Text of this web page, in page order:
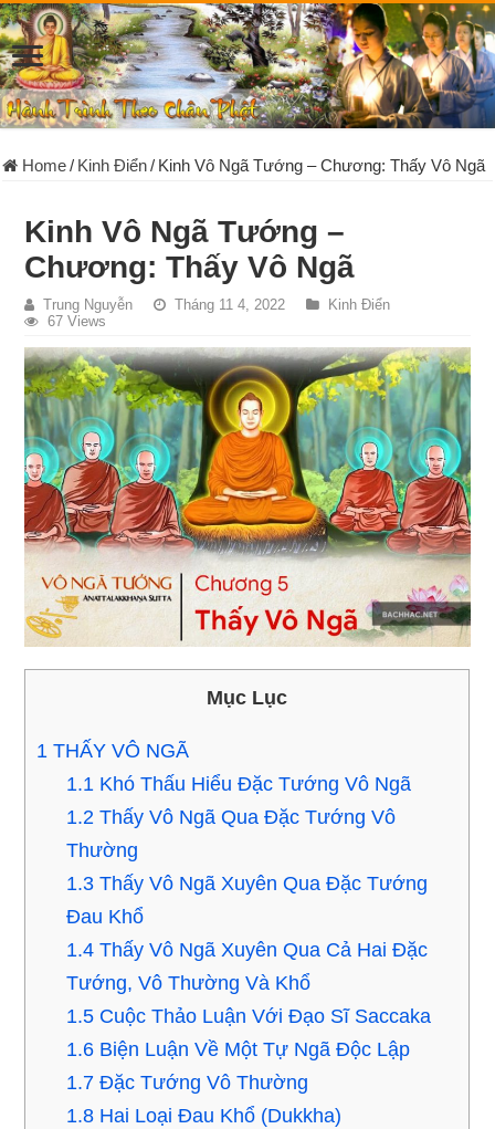
Home/ Kinh Điển/ Kinh Vô Ngã Tướng – Chương: Thấy Vô Ngã
Kinh Vô Ngã Tướng –
Chương: Thấy Vô Ngã
Trung Nguyễn Tháng 11 4, 2022
Kinh Điển
67 Views
Mục Lục
1 THẤY VÔ NGÃ
1.1 Khó Thấu Hiểu Ðặc Tướng Vô Ngã
1.2 Thấy Vô Ngã Qua Ðặc Tướng Vô
Thường
1.3 Thấy Vô Ngã Xuyên Qua Ðặc Tướng
Ðau Khổ
1.4 Thấy Vô Ngã Xuyên Qua Cả Hai Ðặc
Tướng, Vô Thường Và Khổ
1.5 Cuộc Thảo Luận Với Ðạo Sĩ Saccaka
1.6 Biện Luận Về Một Tự Ngã Ðộc Lập
1.7 Ðặc Tướng Vô Thường
1.8 Hai Loại Ðau Khổ (Dukkha)